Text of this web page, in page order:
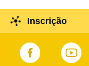
Inscrição